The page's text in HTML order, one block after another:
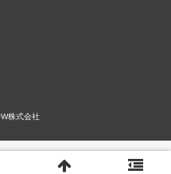
株式会社